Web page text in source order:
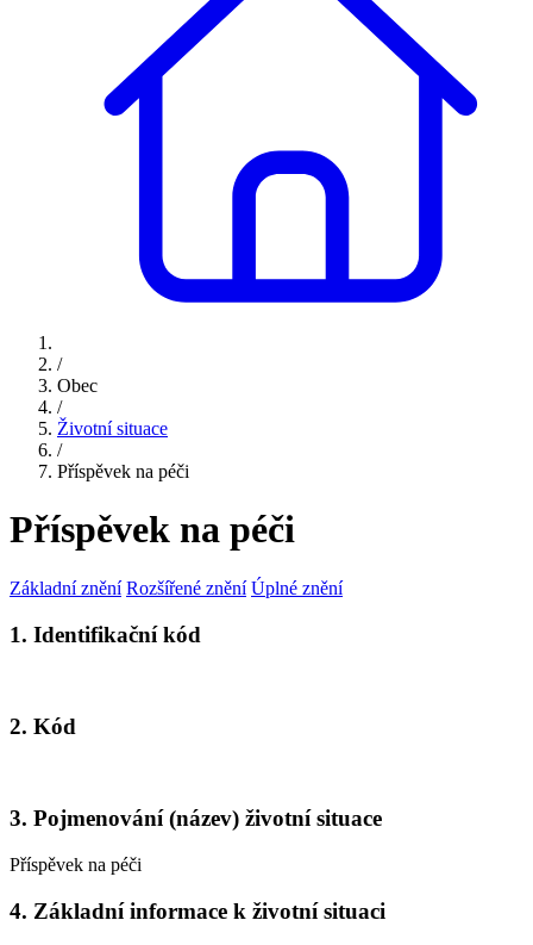
/
Obec
/
Životní situace
/
Příspěvek na péči
Příspěvek na péči
Základní znění Rozšířené znění Úplné znění
1. Identifikační kód
2. Kód
3. Pojmenování (název) životní situace
Příspěvek na péči
4. Základní informace k životní situaci